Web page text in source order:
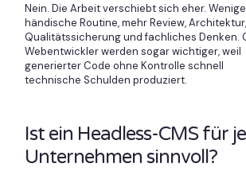
Nein. Die Arbeit verschiebt sich eher.
händische Routine, mehr Review, Architektur,
Qualitätssicherung und fachliches Denken.
Webentwickler werden sogar wichtiger, weil
generierter Code ohne Kontrolle schnell
technische Schulden produziert.
Ist ein Headless-CMS für
Unternehmen sinnvoll?